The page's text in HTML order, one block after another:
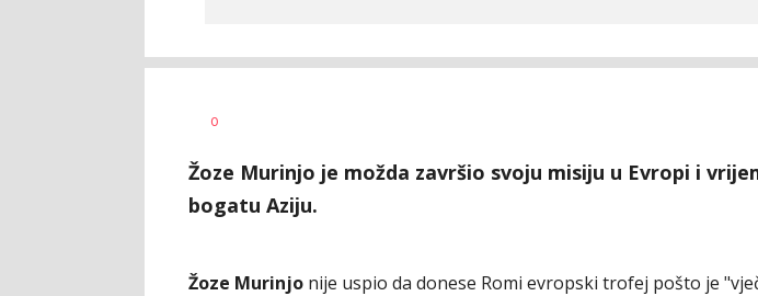
AUTOR
0
Žoze Murinjo je možda završio svoju misiju u Evropi i
bogatu Aziju.
Žoze Murinjo nije uspio da donese Romi evropski trofej pošto je